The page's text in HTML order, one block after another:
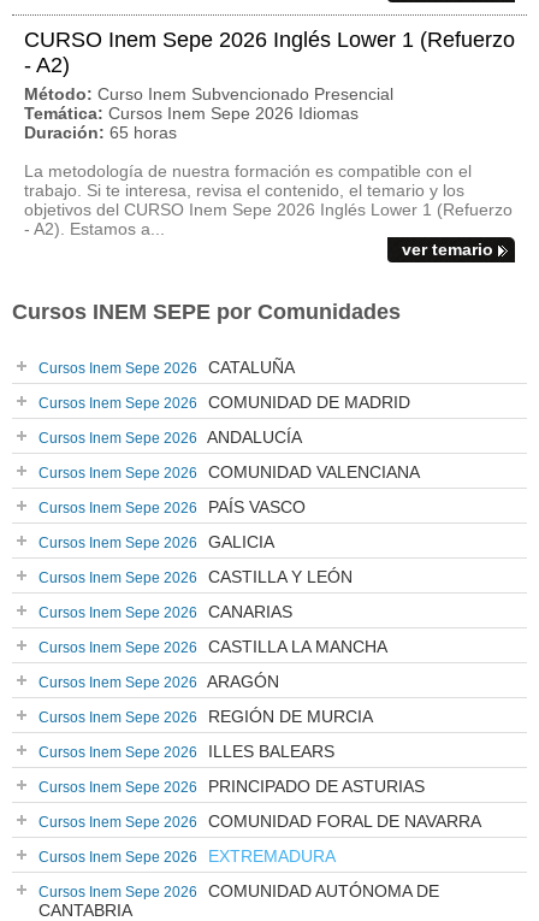
CURSO Inem Sepe 2026 Inglés Lower 1 (Refuerzo
- A2)
Método: Curso Inem Subvencionado Presencial
Temática: Cursos Inem Sepe 2026 Idiomas
Duración: 65 horas
La metodología de nuestra formación es compatible con el
trabajo. Si te interesa, revisa el contenido, el temario y los
objetivos del CURSO Inem Sepe 2026 Inglés Lower 1 (Refuerzo
- A2). Estamos a...
ver temario
Cursos INEM SEPE por Comunidades
Cursos Inem Sepe 2026 CATALUÑA
Cursos Inem Sepe 2026 COMUNIDAD DE MADRID
Cursos Inem Sepe 2026 ANDALUCÍA
Cursos Inem Sepe 2026 COMUNIDAD VALENCIANA
Cursos Inem Sepe 2026 PAÍS VASCO
Cursos Inem Sepe 2026 GALICIA
Cursos Inem Sepe 2026 CASTILLA Y LEÓN
Cursos Inem Sepe 2026 CANARIAS
Cursos Inem Sepe 2026 CASTILLA LA MANCHA
Cursos Inem Sepe 2026 ARAGÓN
Cursos Inem Sepe 2026 REGIÓN DE MURCIA
Cursos Inem Sepe 2026 ILLES BALEARS
Cursos Inem Sepe 2026 PRINCIPADO DE ASTURIAS
Cursos Inem Sepe 2026 COMUNIDAD FORAL DE NAVARRA
Cursos Inem Sepe 2026 EXTREMADURA
Cursos Inem Sepe 2026
COMUNIDAD AUTÓNOMA DE
CANTABRIA